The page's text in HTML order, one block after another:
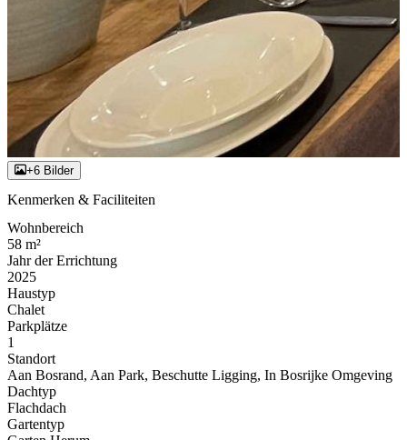
+6 Bilder
Kenmerken & Faciliteiten
Wohnbereich
58 m²
Jahr der Errichtung
2025
Haustyp
Chalet
Parkplätze
1
Standort
Aan Bosrand, Aan Park, Beschutte Ligging, In Bosrijke Omgeving
Dachtyp
Flachdach
Gartentyp